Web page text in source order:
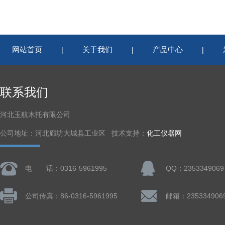
网站首页 | 关于我们 | 产品中心 |
联系我们
河北玉航木托有限公司
公司地址：河北廊坊大城县工业区 技术支持： 化工仪器网
电 话：0316-5961995 QQ：2353349069
公司传真：86-0316-5961995 邮箱：